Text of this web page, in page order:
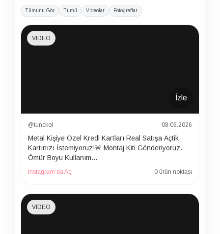
Tümünü Gör Tümü Videolar Fotoğraflar
İzle
VIDEO
@tunckol 08.06.2026
Metal Kişiye Özel Kredi Kartları Real Satışa Açtik.
Kartınızı İstemiyoruz!🚨 Montaj Kiti Gönderiyoruz.
Ömür Boyu Kullanım…
Instagram’da Aç 0 ürün noktası
VIDEO